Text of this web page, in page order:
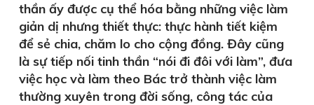
thần ấy được cụ thể hóa bằng những việc làm
giản dị nhưng thiết thực: thực hành tiết kiệm
để sẻ chia, chăm lo cho cộng đồng. Đây cũng
là sự tiếp nối tinh thần “nói đi đôi với làm”, đưa
việc học và làm theo Bác trở thành việc làm
thường xuyên trong đời sống, công tác của